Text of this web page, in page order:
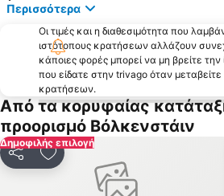
Περισσότερα
Οι τιμές και η διαθεσιμότητα που
ιστότοπους κρατήσεων αλλάζουν
κάποιες φορές μπορεί να μη βρείτε
που είδατε στην trivago όταν
κρατήσεων.
Από τα κορυφαίας
προορισμό Βόλκενστάιν
Δημοφιλής επιλογή
ΚοινοποίησηΠροσθήκη στα αγαπημένα